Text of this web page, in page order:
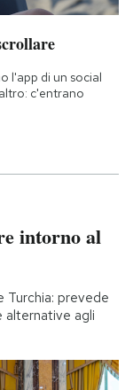
l'app di un social
c'entrano
intorno al
Turchia: prevede
alternative agli